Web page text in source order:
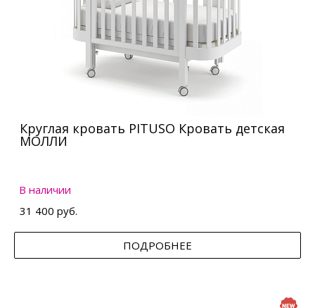
Круглая кровать PITUSO Кровать детская
МОЛЛИ
В наличии
31 400 руб.
ПОДРОБНЕЕ